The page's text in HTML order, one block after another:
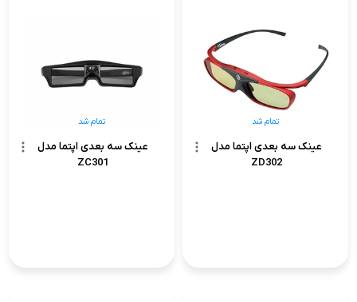
عینک سه بعدی اپتما مدل
ZD302
تمام شد
عینک سه بعدی اپتما مدل
ZC301
تمام شد